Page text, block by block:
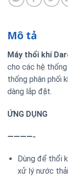
Mô tả
Máy thổi khí
cho các hệ
thống phân phối
dàng lắp đặt.
ỨNG DỤNG
————-
Dùng để thổi
xử lý nước